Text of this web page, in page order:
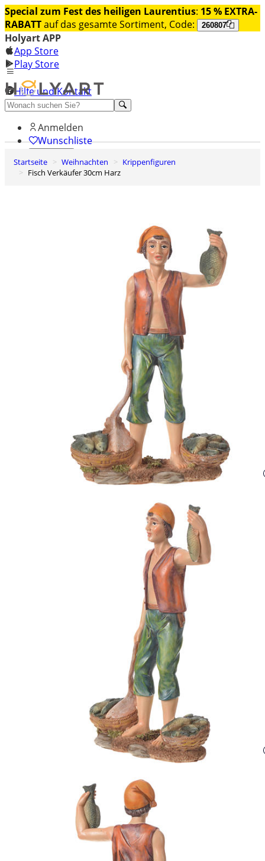
Special zum Fest des heiligen Laurentius: 15 % EXTRA-
RABATTauf das gesamte Sortiment, Code: 260807
Holyart APP
App Store
Play Store
Hilfe und Kontakt
Entdecken Sie Premium
Anmelden
Wunschliste
0
Warenkorb
Startseite Weihnachten
Krippenfiguren
Fisch Verkäufer 30cm Harz